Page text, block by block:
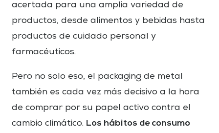
acertada para una amplia variedad de
productos, desde alimentos y bebidas hasta
productos de cuidado personal y
farmacéuticos.
Pero no solo eso, el packaging de metal
también es cada vez más decisivo a la hora
de comprar por su papel activo contra el
cambio climático. Los hábitos de consumo